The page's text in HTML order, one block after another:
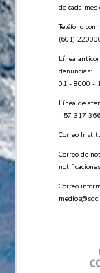
de cada
Teléfono
(601)
Línea
denuncias:
01 - 8000 -
Línea de
+57 ​317
Correo
Correo de
Correo